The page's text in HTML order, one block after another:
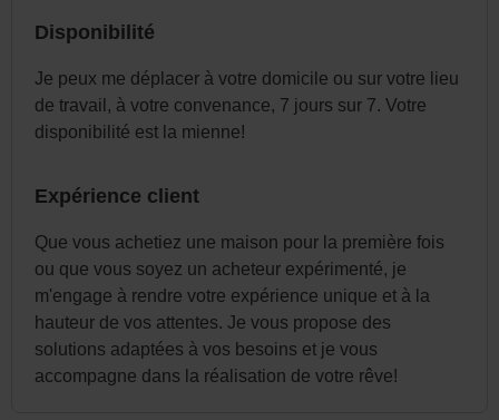
Disponibilité
Je peux me déplacer à votre domicile ou sur votre lieu
de travail, à votre convenance, 7 jours sur 7. Votre
disponibilité est la mienne!
Expérience client
Que vous achetiez une maison pour la première fois
ou que vous soyez un acheteur expérimenté, je
m'engage à rendre votre expérience unique et à la
hauteur de vos attentes. Je vous propose des
solutions adaptées à vos besoins et je vous
accompagne dans la réalisation de votre rêve!